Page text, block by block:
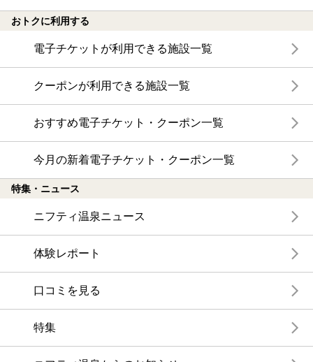
おトクに利用する
電子チケットが利用できる施設一覧
クーポンが利用できる施設一覧
おすすめ電子チケット・クーポン一覧
今月の新着電子チケット・クーポン一覧
特集・ニュース
ニフティ温泉ニュース
体験レポート
口コミを見る
特集